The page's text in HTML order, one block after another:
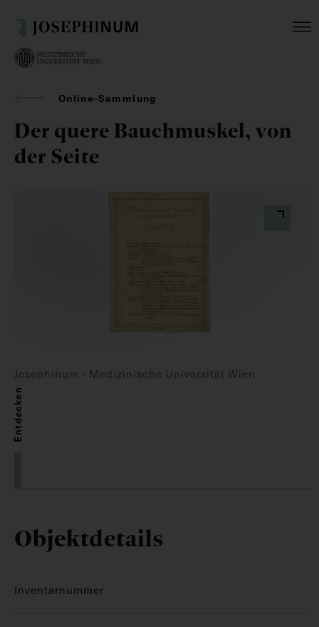
Online-Sammlung
Der quere Bauchmuskel, von
der Seite
Josephinum - Medizinische Universität Wien
Entdecken
Objektdetails
Inventarnummer